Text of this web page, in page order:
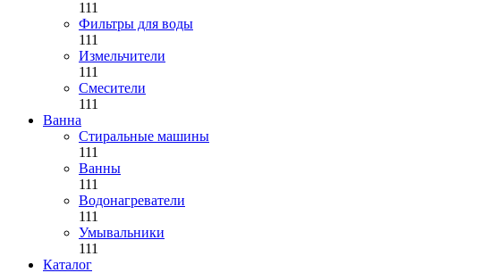
111
Фильтры для воды
111
Измельчители
111
Смесители
111
Ванна
Стиральные машины
111
Ванны
111
Водонагреватели
111
Умывальники
111
Каталог